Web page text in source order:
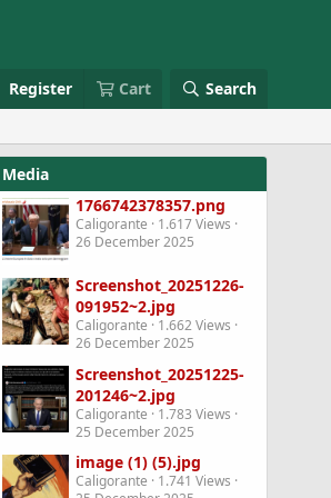
Register Cart
Search
Media
1766742378357.png
Caligorante
1.617 Views
26 December 2025
Screenshot_20251226-
091952~2.jpg
Caligorante
1.662 Views
26 December 2025
Screenshot_20251225-
201246~2.jpg
Caligorante
1.783 Views
25 December 2025
image (1) (5).jpg
Caligorante
1.741 Views